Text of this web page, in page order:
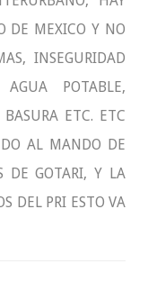
DE MEXICO Y NO
INSEGURIDAD
POTABLE,
ETC. ETC
AL MANDO DE
DE GOTARI, Y LA
DEL PRI ESTO VA